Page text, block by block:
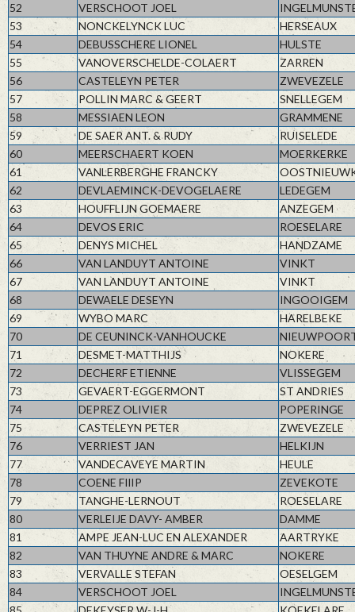
52
VERSCHOOT JOEL
53
NONCKELYNCK LUC
HERSEAUX
54
DEBUSSCHERE LIONEL
HULSTE
55
VANOVERSCHELDE-COLAERT
ZARREN
56
CASTELEYN PETER
ZWEVEZELE
57
POLLIN MARC & GEERT
SNELLEGEM
58
MESSIAEN LEON
GRAMMENE
59
DE SAER ANT. & RUDY
RUISELEDE
60
MEERSCHAERT KOEN
MOERKERKE
61
VANLERBERGHE FRANCKY
62
DEVLAEMINCK-DEVOGELAERE
LEDEGEM
63
HOUFFLIJN GOEMAERE
ANZEGEM
64
DEVOS ERIC
ROESELARE
65
DENYS MICHEL
HANDZAME
66
VAN LANDUYT ANTOINE
VINKT
67
VAN LANDUYT ANTOINE
VINKT
68
DEWAELE DESEYN
INGOOIGEM
69
WYBO MARC
HARELBEKE
70
DE CEUNINCK-VANHOUCKE
71
DESMET-MATTHIJS
NOKERE
72
DECHERF ETIENNE
VLISSEGEM
73
GEVAERT-EGGERMONT
ST ANDRIES
74
DEPREZ OLIVIER
POPERINGE
75
CASTELEYN PETER
ZWEVEZELE
76
VERRIEST JAN
HELKIJN
77
VANDECAVEYE MARTIN
HEULE
78
COENE FIlIP
ZEVEKOTE
79
TANGHE-LERNOUT
ROESELARE
80
VERLEIJE DAVY- AMBER
DAMME
81
AMPE JEAN-LUC EN ALEXANDER
AARTRYKE
82
VAN THUYNE ANDRE & MARC
NOKERE
83
VERVALLE STEFAN
OESELGEM
84
VERSCHOOT JOEL